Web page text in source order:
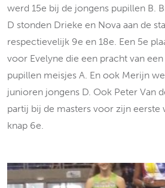
werd 15e bij de jongens pupillen B.
D stonden Drieke en Nova aan de
respectievelijk 9e en 18e. Een 5e
voor Evelyne die een pracht van
pupillen meisjes A. En ook Merijn
junioren jongens D. Ook Peter Van
partij bij de masters voor zijn eerste
knap 6e.